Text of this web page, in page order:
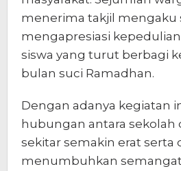
menerima takjil mengaku
mengapresiasi
siswa yang turut berbagi
bulan suci Ramadhan.
Dengan adanya kegiatan
hubungan antara sekolah
sekitar semakin erat serta
menumbuhkan